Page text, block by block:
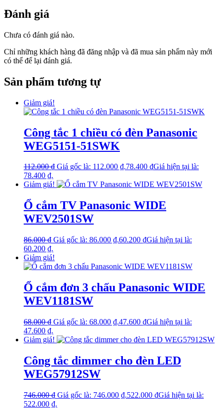
Đánh giá
Chưa có đánh giá nào.
Chỉ những khách hàng đã đăng nhập và đã mua sản phẩm này mới
có thể để lại đánh giá.
Sản phẩm tương tự
Giảm giá!
Công tắc 1 chiều có đèn Panasonic
WEG5151-51SWK
112.000₫ Giá gốc là: 112.000 ₫.78.400 ₫Giá hiện tại là:
78.400 ₫.
Giảm giá!
Ổ cắm TV Panasonic WIDE
WEV2501SW
86.000₫ Giá gốc là: 86.000 ₫.60.200 ₫Giá hiện tại là:
60.200 ₫.
Giảm giá!
Ổ cắm đơn 3 chấu Panasonic WIDE
WEV1181SW
68.000₫ Giá gốc là: 68.000 ₫.47.600 ₫Giá hiện tại là:
47.600 ₫.
Giảm giá!
Công tắc dimmer cho đèn LED
WEG57912SW
746.000₫ Giá gốc là: 746.000 ₫.522.000 ₫Giá hiện tại là:
522.000 ₫.